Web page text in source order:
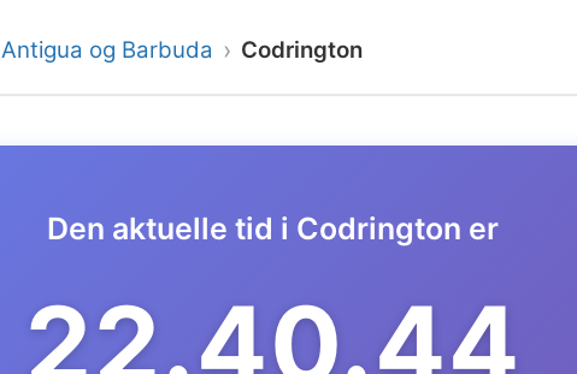
Antigua og Barbuda Codrington
Den aktuelle tid i Codrington er
22.40.45